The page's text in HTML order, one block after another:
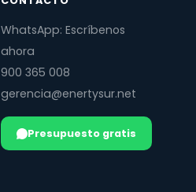
WhatsApp: Escríbenos
ahora
900 365 008
gerencia@enertysur.net
Presupuesto gratis